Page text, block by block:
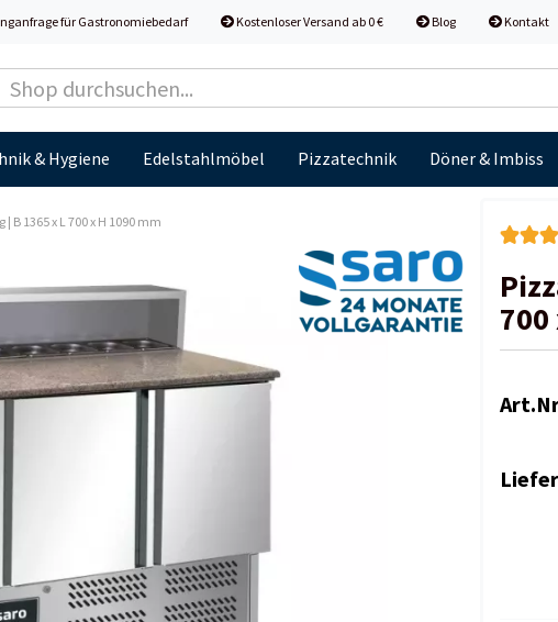
für Gastronomiebedarf Kostenloser Versand ab 0 € Blog Kontakt
& Hygiene Edelstahlmöbel Pizzatechnik Döner & Imbiss
B 1365 x L 700 x H 1090 mm
700